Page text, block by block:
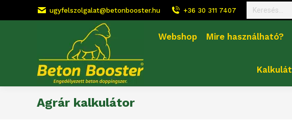
ugyfelszolgalat@betonbooster.hu +36 30 311 7407
Search:
Webshop Mire használható?
Agrár kalkulátor